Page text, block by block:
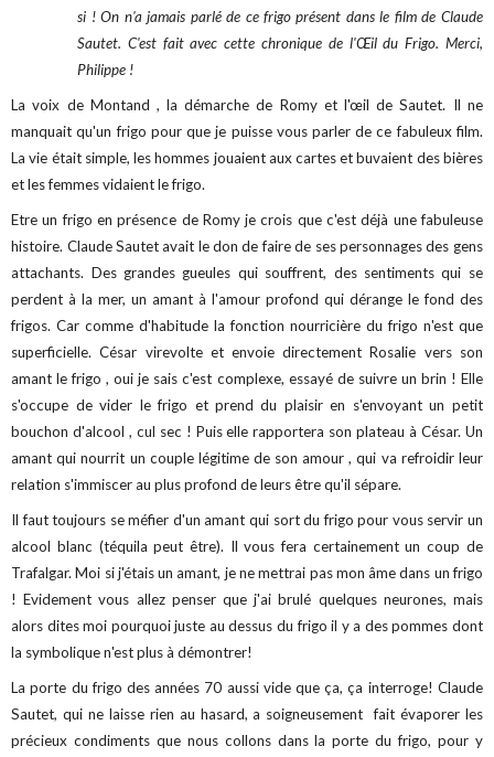
si ! On n'a jamais parlé de ce frigo présent dans le film de Claude
Sautet. C'est fait avec cette chronique de l'Œildu Frigo. Merci,
Philippe !
La voix de Montand , la démarche de Romy et l'œil de Sautet. Il ne
manquait qu'un frigo pour que je puisse vous parler de ce fabuleux film.
La vie était simple, les hommes jouaient aux cartes et buvaient des bières
et les femmes vidaient le frigo.
Etre un frigo en présence de Romy je crois que c'est déjà une fabuleuse
histoire. Claude Sautet avait le don de faire de ses personnages des gens
attachants. Des grandes gueules qui souffrent, des sentiments qui se
perdent à la mer, un amant à l'amour profond qui dérange le fond des
frigos. Car comme d'habitude la fonction nourricière du frigo n'est que
superficielle. César virevolte et envoie directement Rosalie vers son
amant le frigo , oui je sais c'est complexe, essayé de suivre un brin ! Elle
s'occupe de vider le frigo et prend du plaisir en s'envoyant un petit
bouchon d'alcool , cul sec ! Puis elle rapportera son plateau à César. Un
amant qui nourrit un couple légitime de son amour , qui va refroidir leur
relation s'immiscer au plus profond de leurs être qu'il sépare.
Il faut toujours se méfier d'un amant qui sort du frigo pour vous servir un
alcool blanc (téquila peut être). Il vous fera certainement un coup de
Trafalgar. Moi si j'étais un amant, je ne mettrai pas mon âme dans un frigo
! Evidement vous allez penser que j'ai brulé quelques neurones, mais
alors dites moi pourquoi juste au dessus du frigo il y a des pommes dont
la symbolique n'est plus à démontrer!
La porte du frigo des années 70 aussi vide que ça, ça interroge! Claude
Sautet, qui ne laisse rien au hasard, a soigneusement fait évaporer les
précieux condiments que nous collons dans la porte du frigo, pour y